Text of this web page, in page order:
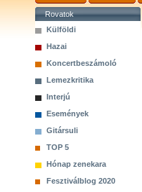
Rovatok
Külföldi
Hazai
Koncertbeszámoló
Lemezkritika
Interjú
Események
Gitársuli
TOP 5
Hónap zenekara
Fesztiválblog 2020